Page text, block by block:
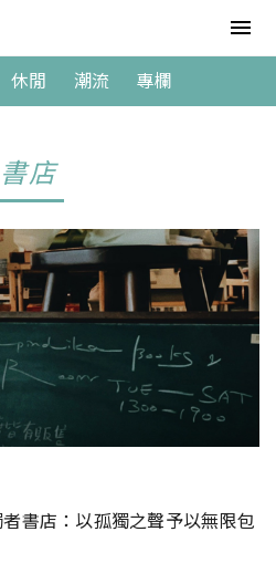
休閒 潮流 專欄
書店
者書店：以孤獨之聲予以無限包